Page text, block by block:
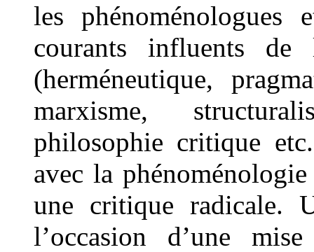
les phénoménologues
courants influents de
(herméneutique,
marxisme,
philosophie critique
avec la
une critique radicale.
l’occasion d’une